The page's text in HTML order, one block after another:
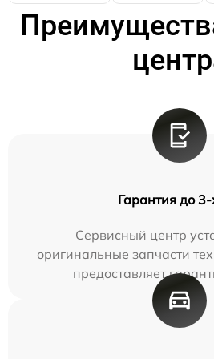
Гарантия до 3-
Сервисный центр
оригинальные запчасти
предоставляет